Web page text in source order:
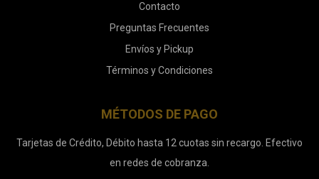
Contacto
Preguntas Frecuentes
Envíos y Pickup
Términos y Condiciones
MÉTODOS DE PAGO
Tarjetas de Crédito, Débito hasta 12 cuotas sin recargo. Efectivo
en redes de cobranza.